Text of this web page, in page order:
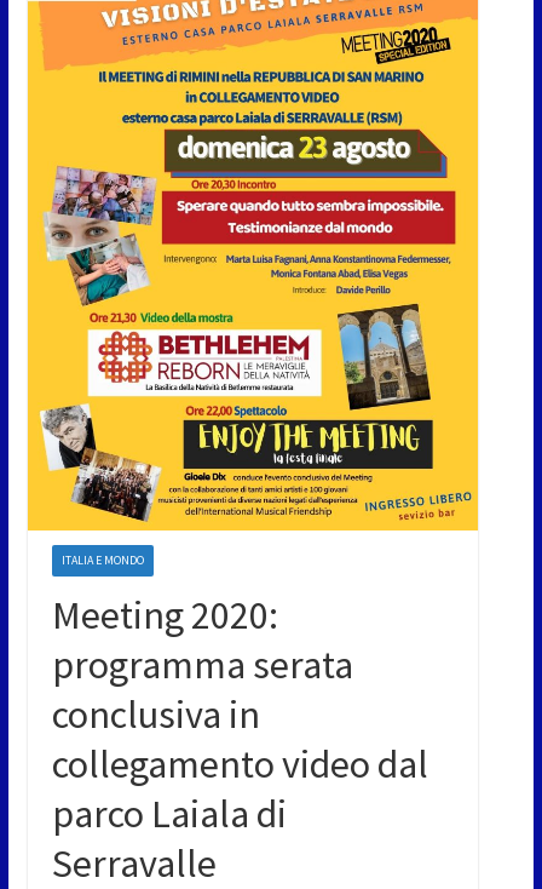
ITALIA E MONDO
Meeting 2020:
programma serata
conclusiva in
collegamento video dal
parco Laiala di
Serravalle